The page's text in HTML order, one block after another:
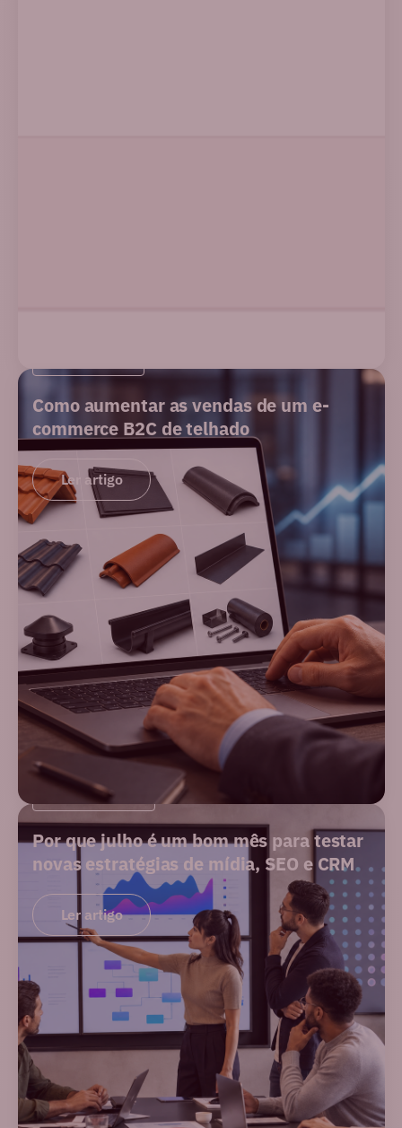
Como aumentar as vendas de um e-
commerce B2C de telhado
Ler artigo
PERFORMANCE
Por que julho é um bom mês para testar
novas estratégias de mídia, SEO e CRM
Ler artigo